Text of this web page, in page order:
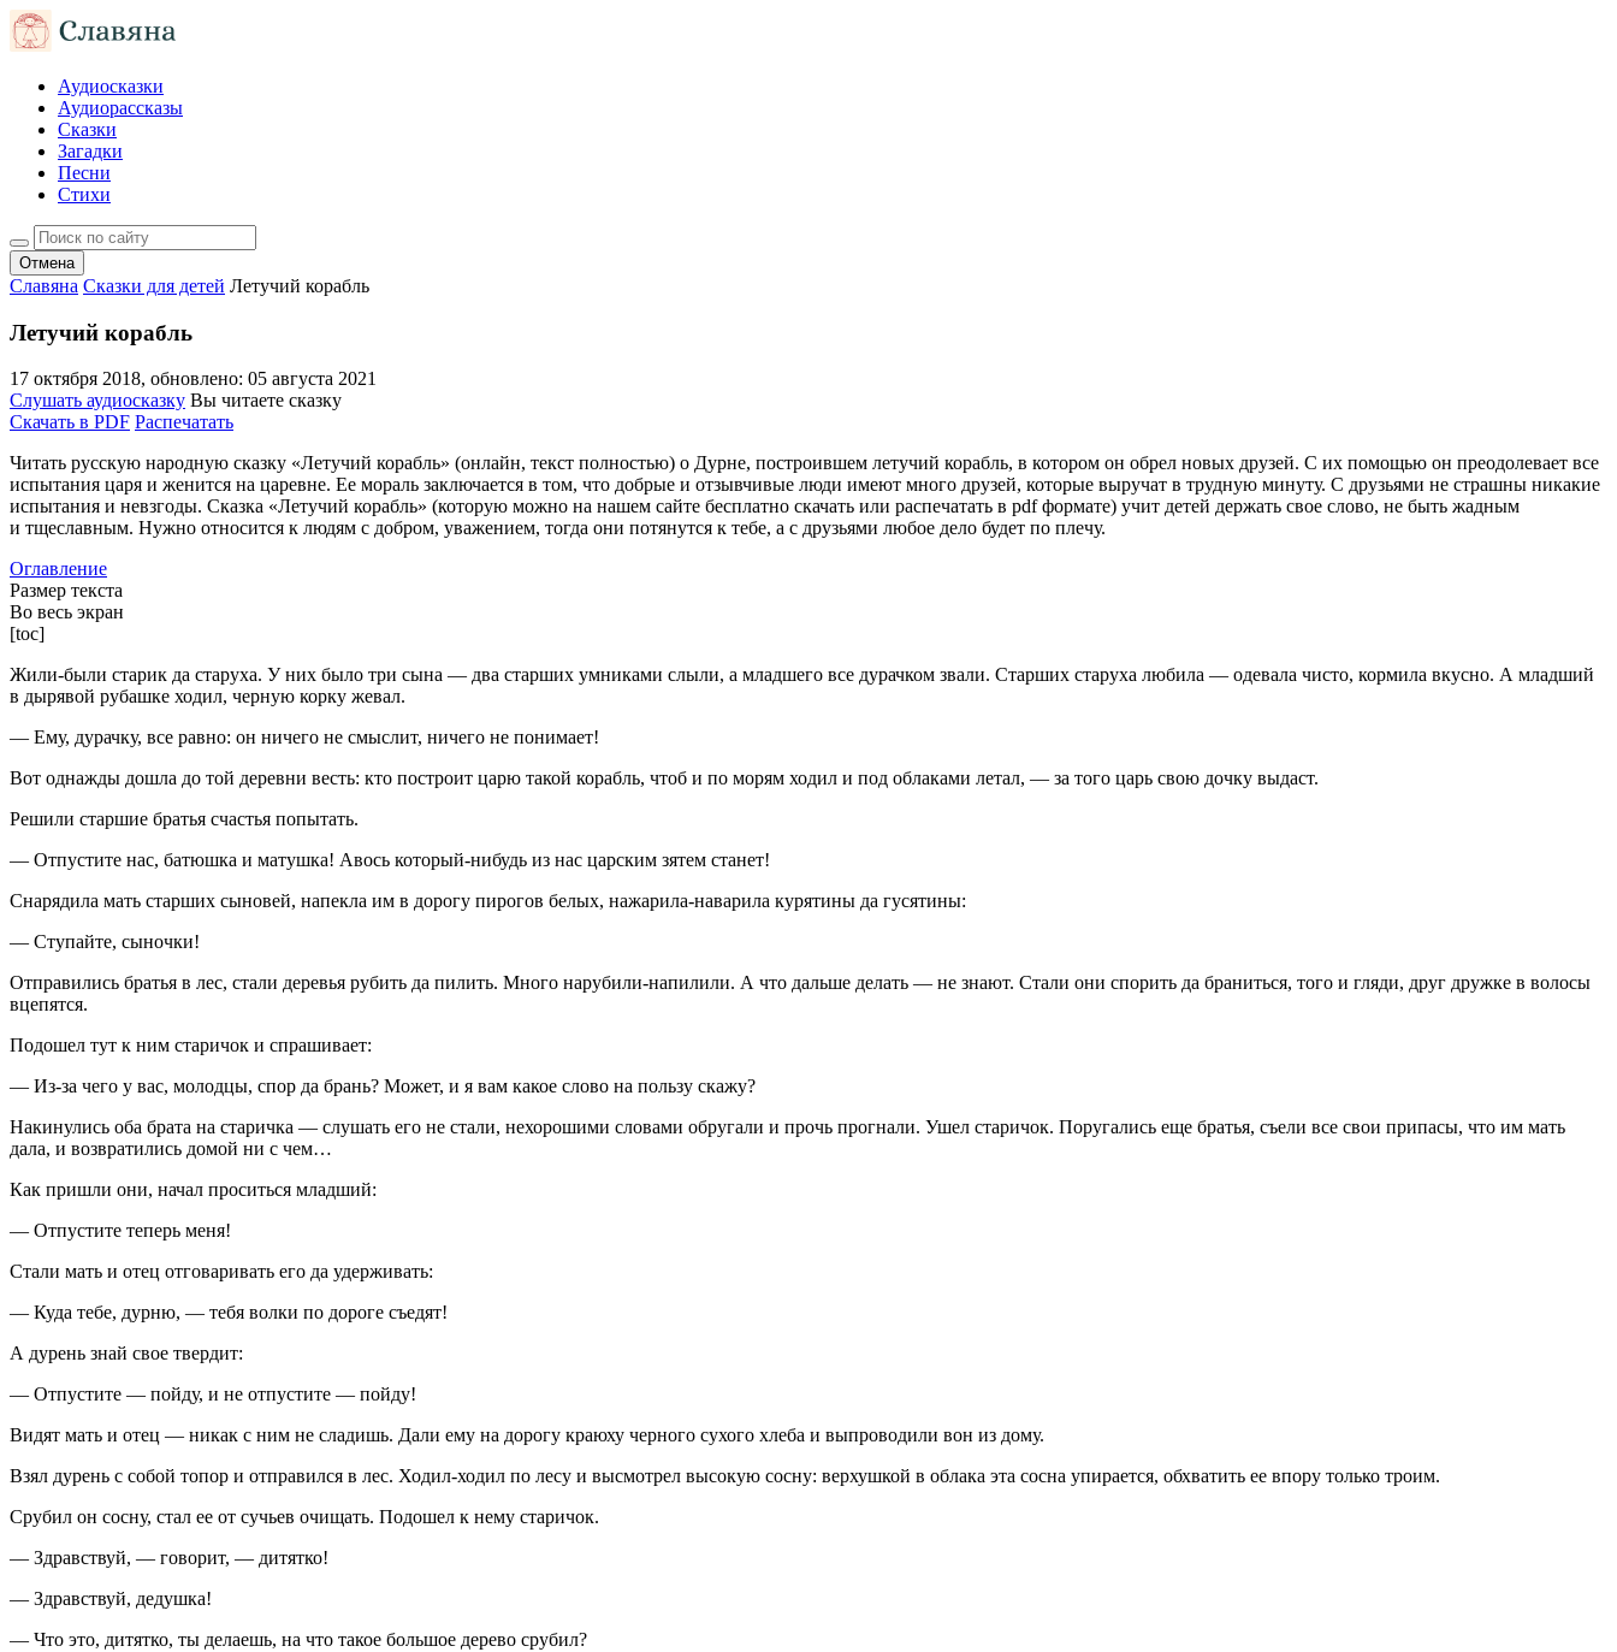
Аудиосказки
Аудиорассказы
Сказки
Загадки
Песни
Стихи
Отмена
Славяна Сказки для детей Летучий корабль
Летучий корабль
17 октября 2018, обновлено: 05 августа 2021
Слушать аудиосказку Вы читаете сказку
Скачать в PDF Распечатать
Читать русскую народную сказку «Летучий корабль» (онлайн, текст полностью) о Дурне, построившем летучий корабль, в котором он обрел новых друзей. С их помощью он преодолевает все
испытания царя и женится на царевне. Ее мораль заключается в том, что добрые и отзывчивые люди имеют много друзей, которые выручат в трудную минуту. С друзьями не страшны никакие
испытания и невзгоды. Сказка «Летучий корабль» (которую можно на нашем сайте бесплатно скачать или распечатать в pdf формате) учит детей держать свое слово, не быть жадным
и тщеславным. Нужно относится к людям с добром, уважением, тогда они потянутся к тебе, а с друзьями любое дело будет по плечу.
Оглавление
Размер текста
Во весь экран
[toc]
Жили-были старик да старуха. У них было три сына — два старших умниками слыли, а младшего все дурачком звали. Старших старуха любила — одевала чисто, кормила вкусно. А младший
в дырявой рубашке ходил, черную корку жевал.
— Ему, дурачку, все равно: он ничего не смыслит, ничего не понимает!
Вот однажды дошла до той деревни весть: кто построит царю такой корабль, чтоб и по морям ходил и под облаками летал, — за того царь свою дочку выдаст.
Решили старшие братья счастья попытать.
— Отпустите нас, батюшка и матушка! Авось который-нибудь из нас царским зятем станет!
Снарядила мать старших сыновей, напекла им в дорогу пирогов белых, нажарила-наварила курятины да гусятины:
— Ступайте, сыночки!
Отправились братья в лес, стали деревья рубить да пилить. Много нарубили-напилили. А что дальше делать — не знают. Стали они спорить да браниться, того и гляди, друг дружке в волосы
вцепятся.
Подошел тут к ним старичок и спрашивает:
— Из-за чего у вас, молодцы, спор да брань? Может, и я вам какое слово на пользу скажу?
Накинулись оба брата на старичка — слушать его не стали, нехорошими словами обругали и прочь прогнали. Ушел старичок. Поругались еще братья, съели все свои припасы, что им мать
дала, и возвратились домой ни с чем…
Как пришли они, начал проситься младший:
— Отпустите теперь меня!
Стали мать и отец отговаривать его да удерживать:
— Куда тебе, дурню, — тебя волки по дороге съедят!
А дурень знай свое твердит:
— Отпустите — пойду, и не отпустите — пойду!
Видят мать и отец — никак с ним не сладишь. Дали ему на дорогу краюху черного сухого хлеба и выпроводили вон из дому.
Взял дурень с собой топор и отправился в лес. Ходил-ходил по лесу и высмотрел высокую сосну: верхушкой в облака эта сосна упирается, обхватить ее впору только троим.
Срубил он сосну, стал ее от сучьев очищать. Подошел к нему старичок.
— Здравствуй, — говорит, — дитятко!
— Здравствуй, дедушка!
— Что это, дитятко, ты делаешь, на что такое большое дерево срубил?